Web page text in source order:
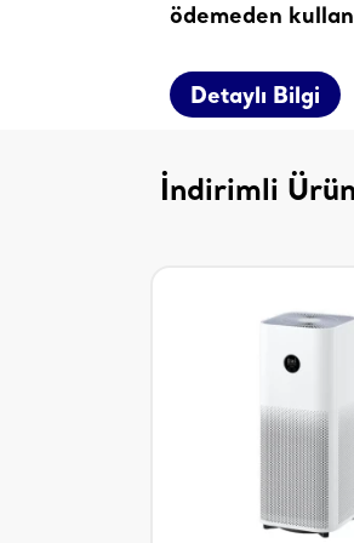
ödemeden
Detaylı Bilgi
İndirimli